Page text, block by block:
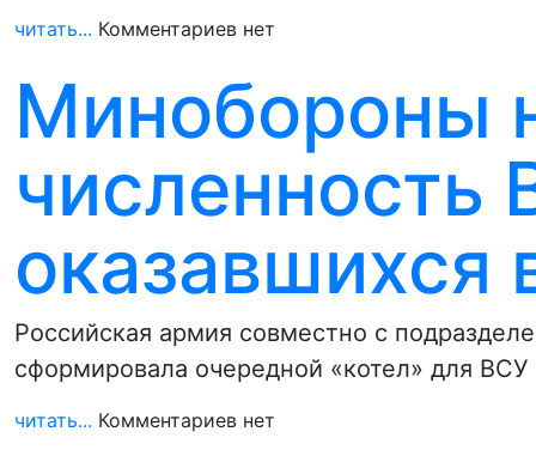
читать... Комментариев нет
Минобороны
численность
оказавшихся
Российская армия совместно с
сформировала очередной «котел» для
читать... Комментариев нет